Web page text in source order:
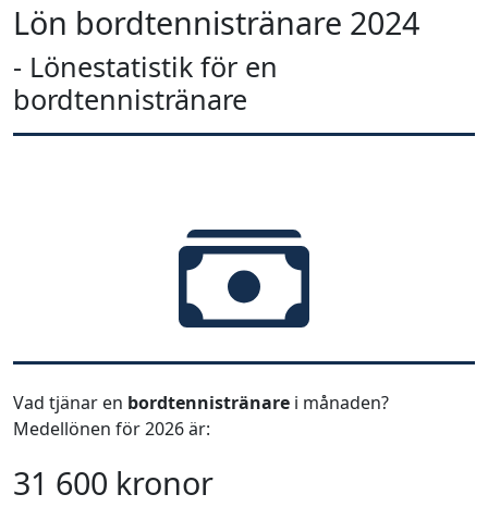
Lön bordtennistränare 2024
- Lönestatistik för en
bordtennistränare
Vad tjänar en bordtennistränare i månaden?
Medellönen för 2026 är:
31 600 kronor